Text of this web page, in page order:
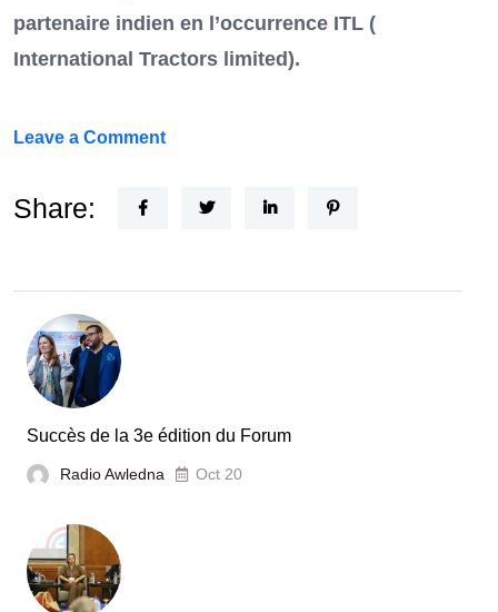
partenaire indien en l’occurrence ITL (
International Tractors limited).
Leave a Commenton
Nouvel
le
Tunisie
Share:
Succès de la 3e édition du Forum
Radio Awledna Oct 20